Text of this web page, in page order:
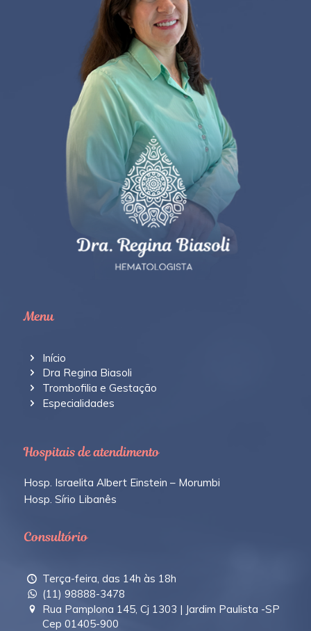
Menu
Início
Dra Regina Biasoli
Trombofilia e Gestação
Especialidades
Hospitais de atendimento
Hosp. Israelita Albert Einstein – Morumbi
Hosp. Sírio Libanês
Consultório
Terça-feira, das 14h às 18h
(11) 98888-3478
Rua Pamplona 145, Cj 1303 | Jardim Paulista -SP
Cep 01405-900